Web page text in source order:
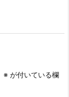
※ が付いている欄